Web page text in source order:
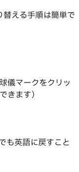
える手順は簡単で
儀マークをクリッ
きます）
も英語に戻すこと